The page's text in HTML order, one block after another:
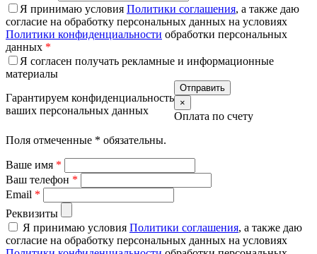
Я принимаю условия Политики соглашения, а также даю
согласие на обработку персональных данных на условиях
Политики конфиденциальности обработки персональных
данных *
Я согласен получать рекламные и информационные
материалы
Гарантируем конфиденциальность
ваших персональных данных
×
Оплата по счету
Поля отмеченные * обязательны.
Ваше имя *
Ваш телефон *
Email *
Реквизиты
Я принимаю условия Политики соглашения, а также даю
согласие на обработку персональных данных на условиях